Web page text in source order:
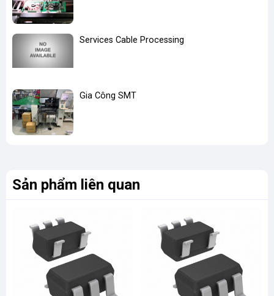
Services Cable Processing
Gia Công SMT
Sản phẩm liên quan